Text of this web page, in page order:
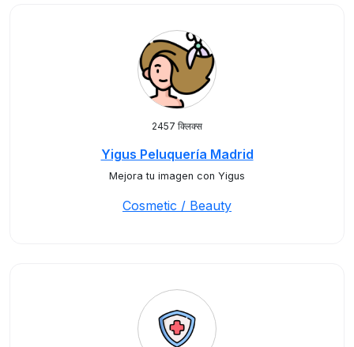
2457 क्लिक्स
Yigus Peluquería Madrid
Mejora tu imagen con Yigus
Cosmetic / Beauty